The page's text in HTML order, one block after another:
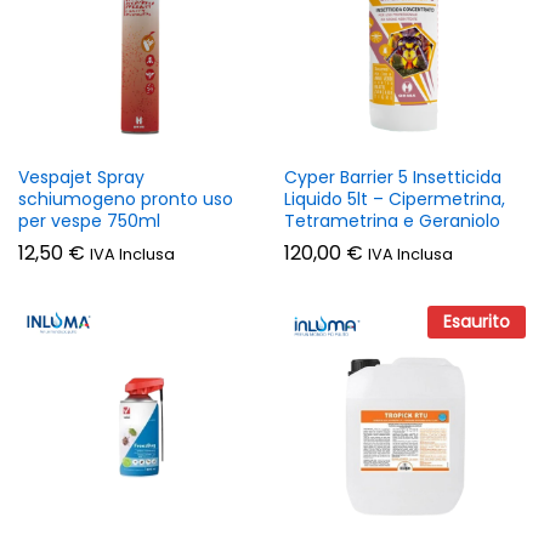
Vespajet Spray
schiumogeno pronto uso
per vespe 750ml
12,50 € IVA Inclusa
Cyper Barrier 5 Insetticida
Liquido 5lt – Cipermetrina,
Tetrametrina e Geraniolo
120,00 € IVA Inclusa
Esaurito